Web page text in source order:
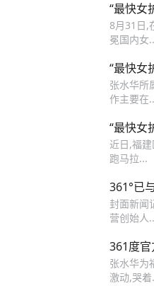
“最快女
8月31日,
冕国内女
“最快女
张水华所
作主要在
“最快女
近日,福
跑马拉...
361°已
封面新闻
营创始人
361度官
张水华为
激动,哭着